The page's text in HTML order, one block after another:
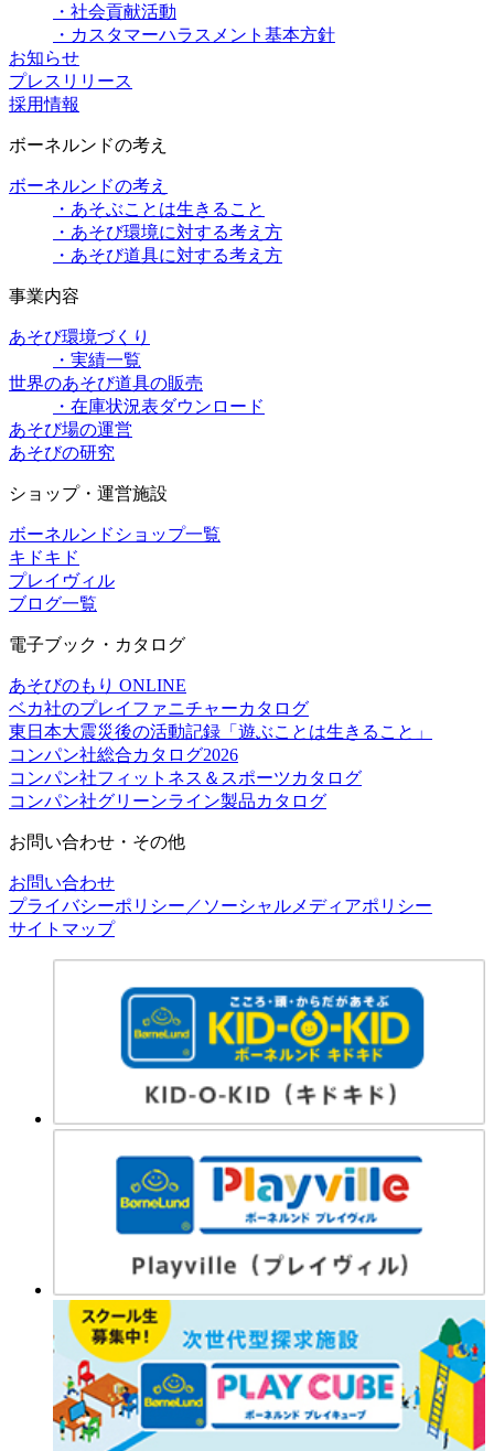
・社会貢献活動
・カスタマーハラスメント基本方針
お知らせ
プレスリリース
採用情報
ボーネルンドの考え
ボーネルンドの考え
・あそぶことは生きること
・あそび環境に対する考え方
・あそび道具に対する考え方
事業内容
あそび環境づくり
・実績一覧
世界のあそび道具の販売
・在庫状況表ダウンロード
あそび場の運営
あそびの研究
ショップ・運営施設
ボーネルンドショップ一覧
キドキド
プレイヴィル
ブログ一覧
電子ブック・カタログ
あそびのもり ONLINE
ベカ社のプレイファニチャーカタログ
東日本大震災後の活動記録「遊ぶことは生きること」
コンパン社総合カタログ2026
コンパン社フィットネス＆スポーツカタログ
コンパン社グリーンライン製品カタログ
お問い合わせ・その他
お問い合わせ
プライバシーポリシー／ソーシャルメディアポリシー
サイトマップ